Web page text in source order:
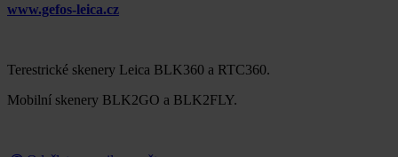
www.gefos-leica.cz
Terestrické skenery Leica BLK360 a RTC360.
Mobilní skenery BLK2GO a BLK2FLY.